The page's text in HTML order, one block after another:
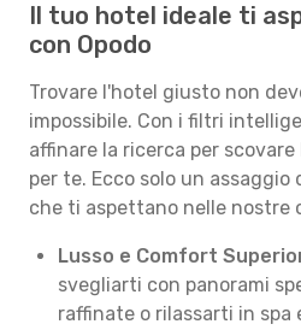
Il tuo hotel ideale ti
con Opodo
Trovare l'hotel giusto non
impossibile. Con i filtri
affinare la ricerca per
per te. Ecco solo un
che ti aspettano nelle nostre
Lusso e Comfort
svegliarti con panorami
raffinate o rilassarti in spa